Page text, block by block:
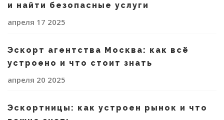
и найти безопасные услуги
апреля 17 2025
Эскорт агентства Москва: как всё
устроено и что стоит знать
апреля 20 2025
Эскортницы: как устроен рынок и что